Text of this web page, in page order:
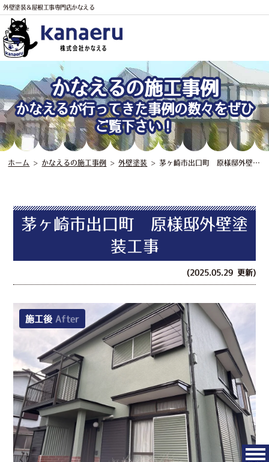
外壁塗装＆屋根工事専門店かなえる
電話
かなえるの施工事例
かなえるが行ってきた事例の数々をぜひ
ご覧下さい！
ホーム > かなえるの施工事例 >外壁塗装 > 茅ヶ崎市出口町 原様邸外壁塗装工事
茅ヶ崎市出口町 原様邸外壁塗
装工事
(2025.05.29 更新)
施工後 After